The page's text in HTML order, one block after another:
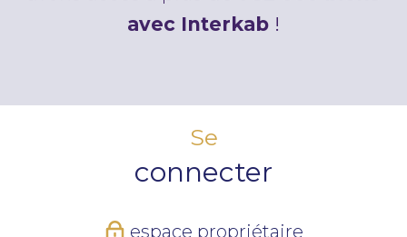
avec Interkab !
Se
connecter
espace propriétaire